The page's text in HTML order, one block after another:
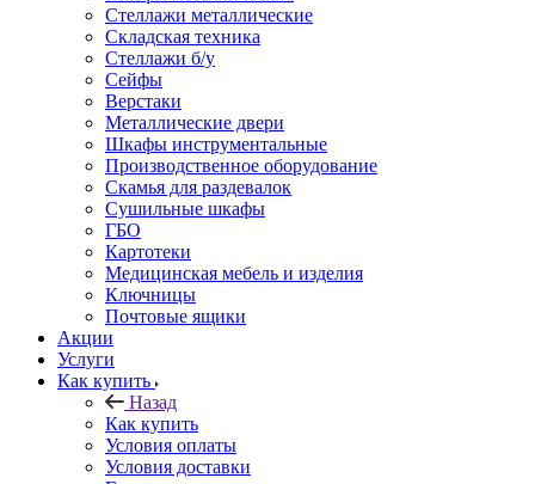
Стеллажи металлические
Складская техника
Стеллажи б/у
Сейфы
Верстаки
Металлические двери
Шкафы инструментальные
Производственное оборудование
Скамья для раздевалок
Сушильные шкафы
ГБО
Картотеки
Медицинская мебель и изделия
Ключницы
Почтовые ящики
Акции
Услуги
Как купить
Назад
Как купить
Условия оплаты
Условия доставки